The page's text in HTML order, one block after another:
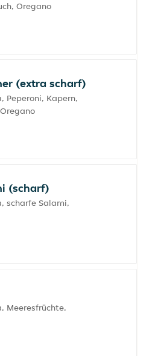
Oregano
(extra scharf)
Peperoni, Kapern,
(scharf)
scharfe Salami,
Meeresfrüchte,